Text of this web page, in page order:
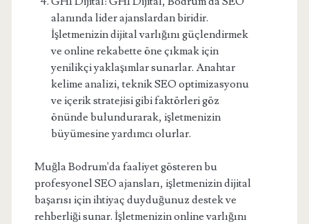
alanında lider ajanslardan biridir.
İşletmenizin dijital varlığını güçlendirmek
ve online rekabette öne çıkmak için
yenilikçi yaklaşımlar sunarlar. Anahtar
kelime analizi, teknik SEO optimizasyonu
ve içerik stratejisi gibi faktörleri göz
önünde bulundurarak, işletmenizin
büyümesine yardımcı olurlar.
Muğla Bodrum'da faaliyet gösteren bu
profesyonel SEO ajansları, işletmenizin dijital
başarısı için ihtiyaç duyduğunuz destek ve
rehberliği sunar. İşletmenizin online varlığını